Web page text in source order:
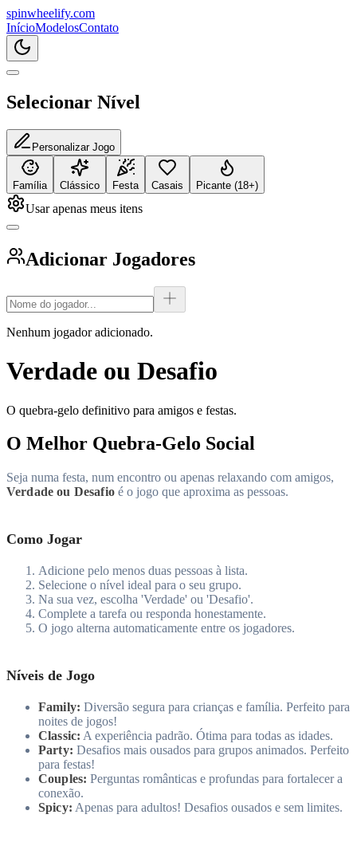
spinwheelify.com
InícioModelosContato
Selecionar Nível
Personalizar Jogo
Família Clássico Festa Casais Picante (18+)
Usar apenas meus itens
Adicionar Jogadores
Nenhum jogador adicionado.
Verdade ou Desafio
O quebra-gelo definitivo para amigos e festas.
O Melhor Quebra-Gelo Social
Seja numa festa, num encontro ou apenas relaxando com amigos,
Verdade ou Desafioé o jogo que aproxima as pessoas.
Como Jogar
Adicione pelo menos duas pessoas à lista.
Selecione o nível ideal para o seu grupo.
Na sua vez, escolha 'Verdade' ou 'Desafio'.
Complete a tarefa ou responda honestamente.
O jogo alterna automaticamente entre os jogadores.
Níveis de Jogo
Family: Diversão segura para crianças e família. Perfeito para
noites de jogos!
Classic: A experiência padrão. Ótima para todas as idades.
Party: Desafios mais ousados para grupos animados. Perfeito
para festas!
Couples: Perguntas românticas e profundas para fortalecer a
conexão.
Spicy: Apenas para adultos! Desafios ousados e sem limites.